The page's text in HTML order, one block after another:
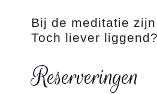
Bij de meditatie
Toch liever
Reserveringen